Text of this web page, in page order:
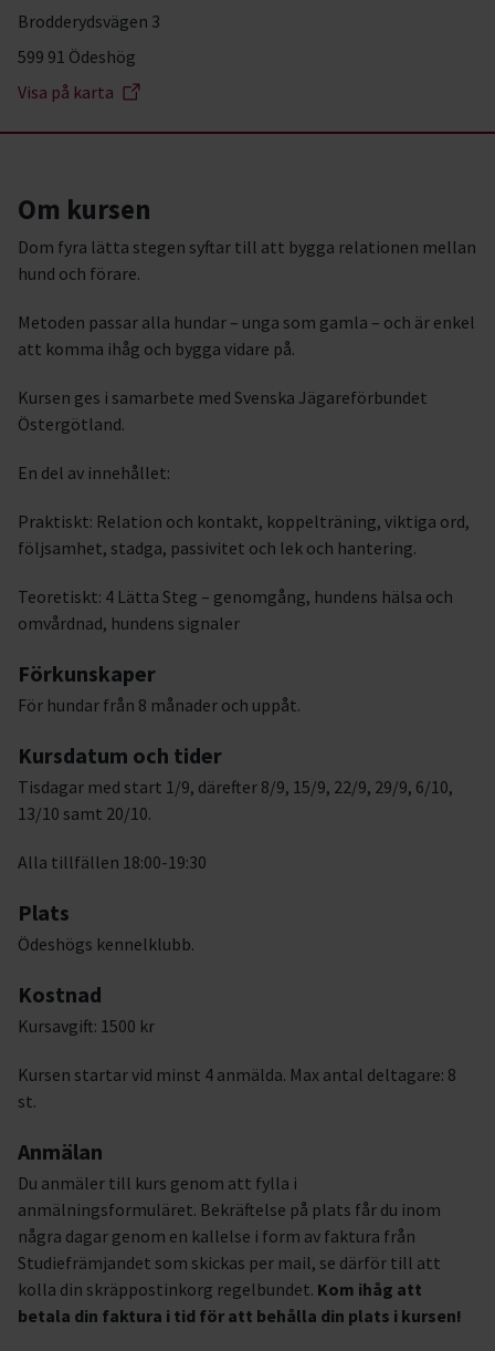
Brodderydsvägen 3
599 91 Ödeshög
Visa på karta
Om kursen
Dom fyra lätta stegen syftar till att bygga relationen mellan
hund och förare.
Metoden passar alla hundar – unga som gamla – och är enkel
att komma ihåg och bygga vidare på.
Kursen ges i samarbete med Svenska Jägareförbundet
Östergötland.
En del av innehållet:
Praktiskt: Relation och kontakt, koppelträning, viktiga ord,
följsamhet, stadga, passivitet och lek och hantering.
Teoretiskt: 4 Lätta Steg – genomgång, hundens hälsa och
omvårdnad, hundens signaler
Förkunskaper
För hundar från 8 månader och uppåt.
Kursdatum och tider
Tisdagar med start 1/9, därefter 8/9, 15/9, 22/9, 29/9, 6/10,
13/10 samt 20/10.
Alla tillfällen 18:00-19:30
Plats
Ödeshögs kennelklubb.
Kostnad
Kursavgift: 1500 kr
Kursen startar vid minst 4 anmälda. Max antal deltagare: 8
st.
Anmälan
Du anmäler till kurs genom att fylla i
anmälningsformuläret. Bekräftelse på plats får du inom
några dagar genom en kallelse i form av faktura från
Studiefrämjandet som skickas per mail, se därför till att
kolla din skräppostinkorg regelbundet. Kom ihåg att
betala din faktura i tid för att behålla din plats i kursen!